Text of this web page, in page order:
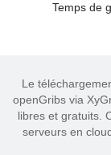
Temps de
Le
openGribs via
libres et gratuits.
serveurs en